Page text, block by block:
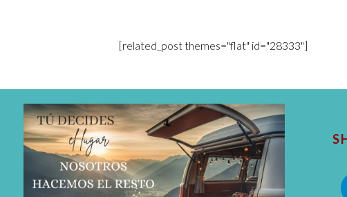
[related_post themes="flat" id="28333"]